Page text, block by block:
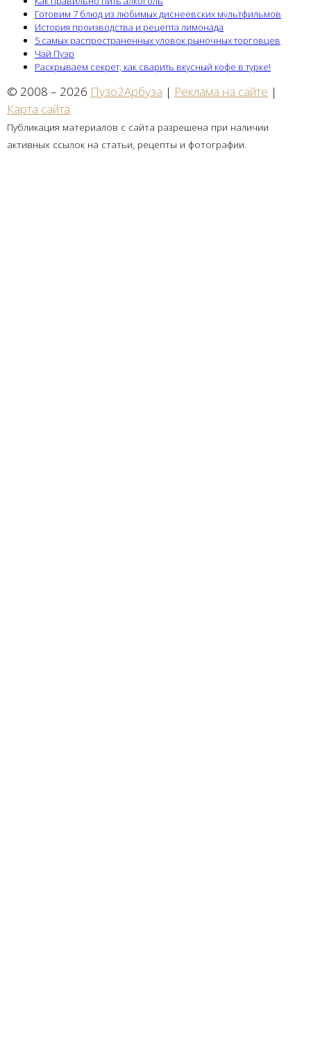
Готовим 7 блюд из любимых диснеевских мультфильмов
История производства и рецепта лимонада
5 самых распространенных уловок рыночных торговцев
Чай Пуэр
Раскрываем секрет, как сварить вкусный кофе в турке!
© 2008 – 2026 Пузо2Арбуза | Реклама на сайте |
Карта сайта
Публикация материалов с сайта разрешена при наличии
активных ссылок на статьи, рецепты и фотографии.